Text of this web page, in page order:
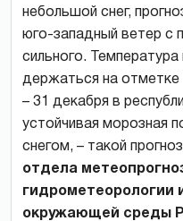
небольшой снег,
юго-западный ветер с
сильного.
держаться на отметке
– 31 декабря в
устойчивая морозная
снегом, – такой
отдела
гидрометеорологии
окружающей среды